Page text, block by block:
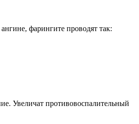
фарингите проводят так:
Увеличат противовоспалительный